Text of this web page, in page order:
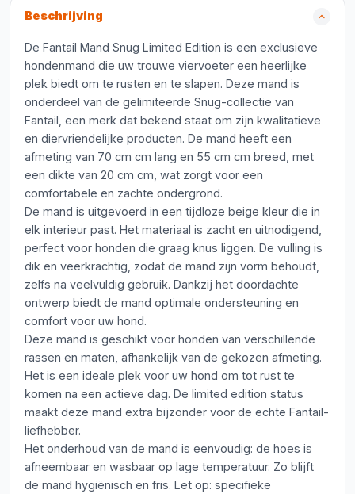
Beschrijving
De Fantail Mand Snug Limited Edition is een exclusieve
hondenmand die uw trouwe viervoeter een heerlijke
plek biedt om te rusten en te slapen. Deze mand is
onderdeel van de gelimiteerde Snug-collectie van
Fantail, een merk dat bekend staat om zijn kwalitatieve
en diervriendelijke producten. De mand heeft een
afmeting van 70 cm cm lang en 55 cm cm breed, met
een dikte van 20 cm cm, wat zorgt voor een
comfortabele en zachte ondergrond.
De mand is uitgevoerd in een tijdloze beige kleur die in
elk interieur past. Het materiaal is zacht en uitnodigend,
perfect voor honden die graag knus liggen. De vulling is
dik en veerkrachtig, zodat de mand zijn vorm behoudt,
zelfs na veelvuldig gebruik. Dankzij het doordachte
ontwerp biedt de mand optimale ondersteuning en
comfort voor uw hond.
Deze mand is geschikt voor honden van verschillende
rassen en maten, afhankelijk van de gekozen afmeting.
Het is een ideale plek voor uw hond om tot rust te
komen na een actieve dag. De limited edition status
maakt deze mand extra bijzonder voor de echte Fantail-
liefhebber.
Het onderhoud van de mand is eenvoudig: de hoes is
afneembaar en wasbaar op lage temperatuur. Zo blijft
de mand hygiënisch en fris. Let op: specifieke